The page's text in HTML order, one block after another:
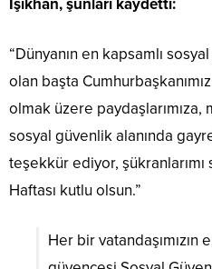
“Dünyanın en kapsamlı
olan başta
olmak üzere paydaşlarımıza,
sosyal güvenlik alanında
teşekkür ediyor,
Haftası kutlu olsun.”
Her bir vatandaşımızın